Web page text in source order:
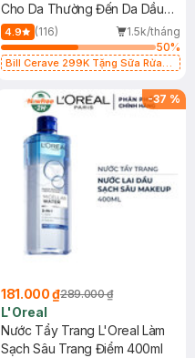
Cho Da Thường Đến Da Dầu
473ml
4.9 (116)
1.5k/tháng
50%
Bill Cerave 299K Tặng Sữa Rửa
-37 %
181.000 ₫289.000 ₫
L'Oreal
Nước Tẩy Trang L'Oreal Làm
Sạch Sâu Trang Điểm 400ml